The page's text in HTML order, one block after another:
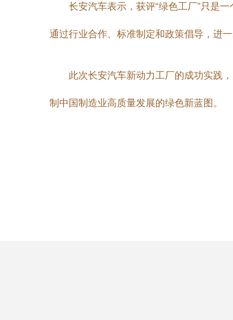
长安汽车表示，获评“绿色工厂”只是
通过行业合作、标准制定和政策倡导，进
此次长安汽车新动力工厂的成功实践
制中国制造业高质量发展的绿色新蓝图。